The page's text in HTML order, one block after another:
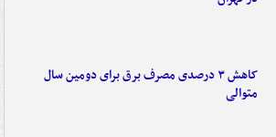
کاهش ۳ درصدی مصرف برق برای دومین سال
متوالی